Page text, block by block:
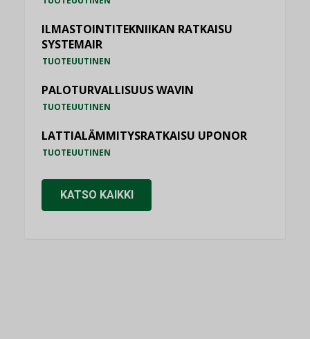
ILMASTOINTITEKNIIKAN RATKAISU
SYSTEMAIR
TUOTEUUTINEN
PALOTURVALLISUUS WAVIN
TUOTEUUTINEN
LATTIALÄMMITYSRATKAISU UPONOR
TUOTEUUTINEN
KATSO KAIKKI